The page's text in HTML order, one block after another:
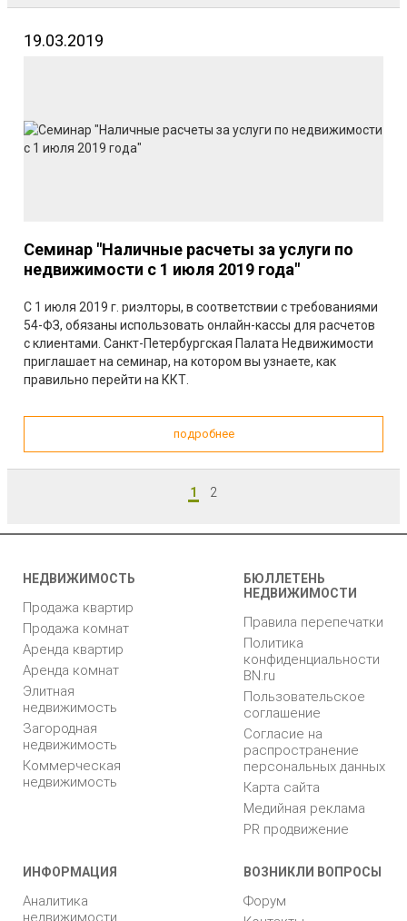
19.03.2019
Семинар "Наличные расчеты за услуги по
недвижимости с 1 июля 2019 года"
C 1 июля 2019 г. риэлторы, в соответствии с требованиями
54-ФЗ, обязаны использовать онлайн-кассы для расчетов
с клиентами. Санкт-Петербургская Палата Недвижимости
приглашает на семинар, на котором вы узнаете, как
правильно перейти на ККТ.
подробнее
1 2
НЕДВИЖИМОСТЬ
Продажа квартир
Продажа комнат
Аренда квартир
Аренда комнат
Элитная
недвижимость
Загородная
недвижимость
Коммерческая
недвижимость
БЮЛЛЕТЕНЬ
НЕДВИЖИМОСТИ
Правила перепечатки
Политика
конфиденциальности
BN.ru
Пользовательское
соглашение
Согласие на
распространение
персональных данных
Карта сайта
Медийная реклама
PR продвижение
ИНФОРМАЦИЯ
Аналитика
недвижимости
ВОЗНИКЛИ ВОПРОСЫ
Форум